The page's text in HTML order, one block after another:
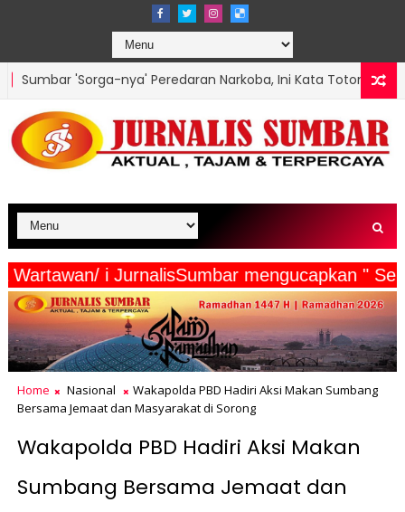
Peredaran Narkoba, Ini Kata Toton Kepala BNN: Kita Bikin
Surutkan Semangat Anggota Satgas TMMD Ke-129, Gotong
Wartawan/ i JurnalisSumbar
Home Nasional
Wakapolda PBD Hadiri Aksi Makan Sumbang
Bersama Jemaat dan Masyarakat di Sorong
Wakapolda PBD Hadiri Aksi Makan
Sumbang Bersama Jemaat dan